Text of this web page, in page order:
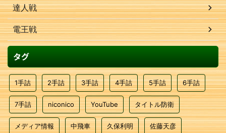
達人戦
電王戦
タグ
1手詰 2手詰 3手詰 4手詰 5手詰 6手詰
7手詰 niconico YouTube タイトル防衛
メディア情報 中飛車 久保利明 佐藤天彦